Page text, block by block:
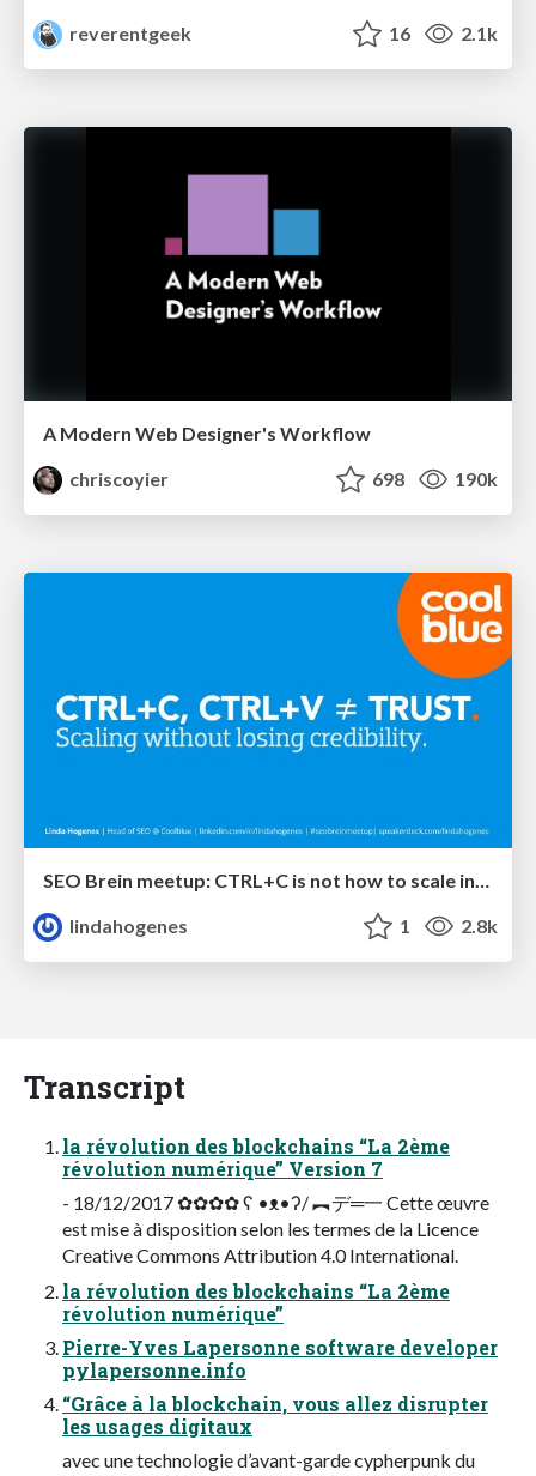
reverentgeek
16 2.1k
A Modern Web Designer's Workflow
chriscoyier
698 190k
lindahogenes
1 2.8k
Transcript
la révolution des blockchains “La 2ème
révolution numérique” Version 7
- 18/12/2017 ✿✿✿✿ ʕ •ᴥ•ʔ/ ︻デ═一 Cette œuvre
est mise à disposition selon les termes de la Licence
Creative Commons Attribution 4.0 International.
la révolution des blockchains “La 2ème
révolution numérique”
Pierre-Yves Lapersonne software developer
pylapersonne.info
“Grâce à la blockchain, vous allez disrupter
les usages digitaux
avec une technologie d’avant-garde cypherpunk du